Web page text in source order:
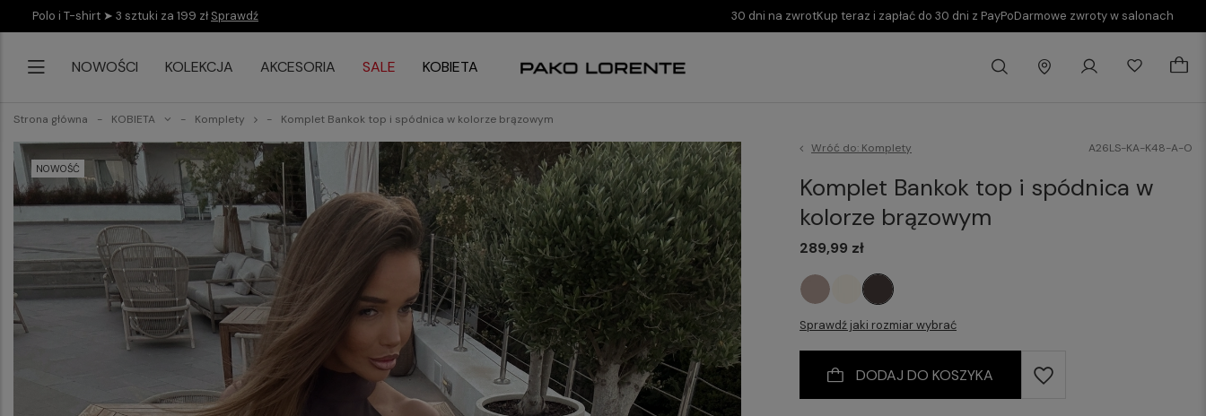
Polo i T-shirt ➤ 3 sztuki za 199 zł Sprawdź 30 dni na zwrotKup teraz i zapłać do 30 dni z PayPoDarmowe zwroty w salonach
NOWOŚCI KOLEKCJA AKCESORIA SALE KOBIETA
Strona główna KOBIETA Komplety Komplet Bankok top i spódnica w kolorze brązowym
NOWOŚĆ
Wróć do: Komplety A26LS-KA-K48-A-O
Komplet Bankok top i spódnica w
kolorze brązowym
Sprawdź jaki rozmiar wybrać
289,99 zł
DODAJ DO KOSZYKA